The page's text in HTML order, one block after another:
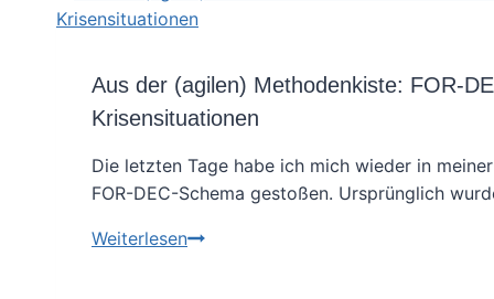
Obeya:
„Pflege“
hilft
einen
Obeya
Raum
entwickeln
Aus der (agilen) Methodenkiste: FOR-
Krisensituationen
Die letzten Tage habe ich mich wieder in
FOR-DEC-Schema gestoßen. Ursprünglich
WeiterlesenAus